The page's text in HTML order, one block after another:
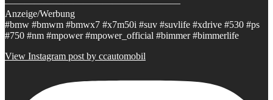
——————————————————
Anzeige/Werbung
#bmw #bmwm #bmwx7 #x7m50i #suv #suvlife #xdrive #530 #ps
#750 #nm #mpower #mpower_official #bimmer #bimmerlife
View Instagram post by ccautomobil